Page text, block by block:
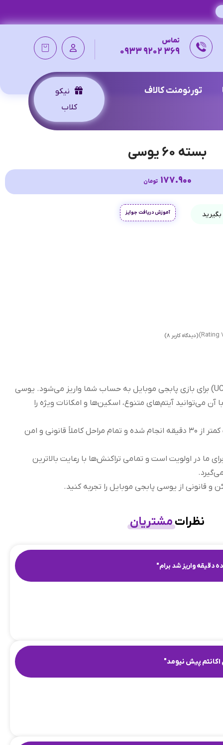
تماس
369 9202 0933
تورنومنت کالاف
نیکو
کلاب
بسته 60 یوسی
177.900 تومان
آموزش دریافت جوایز
(دیدگاه کاربر 8
)
با خرید این بسته، ۶۰ یوسی (UC) برای بازی پابجی موبایل به حساب شما واریز می‌شود. یوسی
می‌توانید آیتم‌های متنوع، اسکین‌ها و امکانات ویژه را
واریز این سفارش معمولاً ظرف کمتر از ۳۰ دقیقه انجام شده و تمام مراحل کاملاً قانونی و امن
ما در اولویت است و تمامی تراکنش‌ها با رعایت بالاترین
و قانونی از یوسی پابجی موبایل را تجربه کنید.
نظراتمشتریان
دقیقه واریز شد برام"
پیش نیومد"